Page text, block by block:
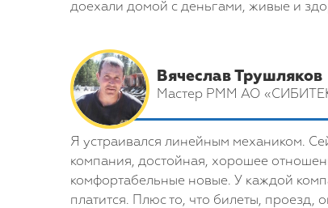
доехали домой с деньгами, живые и
Вячеслав Трушляков
Мастер РММ АО
Я устраивался линейным механиком.
компания, достойная, хорошее
комфортабельные новые. У каждой
платится. Плюс то, что билеты,